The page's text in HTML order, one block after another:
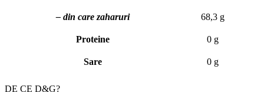
– din care zaharuri 68,3 g
Proteine 0 g
Sare 0 g
DE CE D&G?